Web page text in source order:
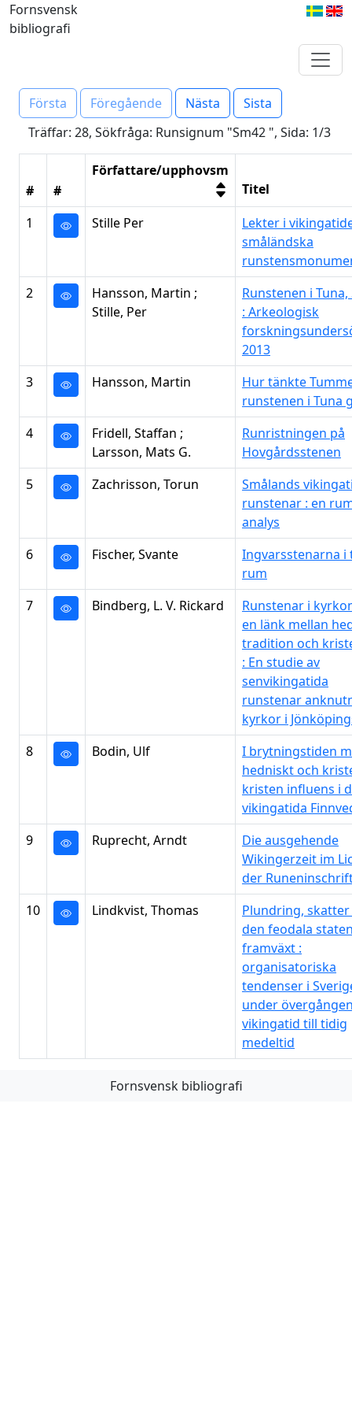
Fornsvensk
bibliografi
Första Föregående Nästa
Sista
Träffar: 28, Sökfråga: Runsignum "Sm42 ", Sida: 1/3
# #
Författare/upphovsm
Titel
1
Stille Per
Lekter i
småländska
2
Hansson, Martin ;
Stille, Per
Runstenen i Tuna,
: Arkeologisk
2013
3
Hansson, Martin
Hur tänkte
runstenen i Tuna
4
Fridell, Staffan ;
Larsson, Mats G.
Runristningen på
Hovgårdsstenen
5
Zachrisson, Torun
Smålands
runstenar : en
analys
6
Fischer, Svante
Ingvarsstenarna i
rum
7
Bindberg, L. V. Rickard
Runstenar i
en länk mellan
tradition och
: En studie av
senvikingatida
runstenar
kyrkor i
8
Bodin, Ulf
I brytningstiden
hedniskt och
kristen influens i
vikingatida
9
Ruprecht, Arndt
Die ausgehende
Wikingerzeit im
der
10
Lindkvist, Thomas
Plundring,
den feodala
framväxt :
organisatoriska
tendenser i
under
vikingatid till tidig
medeltid
Föregående Nästa
Fornsvensk bibliografi